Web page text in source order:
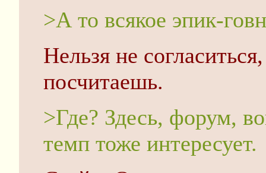
>А то всякое эпик-
Нельзя не
посчитаешь.
>Где? Здесь, форум,
темп тоже интересует.